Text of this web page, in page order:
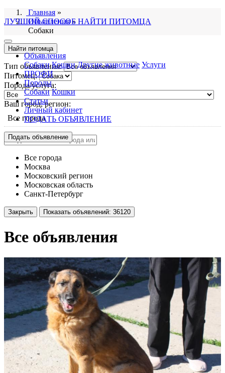
ЛУЧШИЙ СПОСОБ НАЙТИ ПИТОМЦА
Объявления
Собаки Кошки Другие животные Услуги
ПРОФИ
Породы
Собаки Кошки
Статьи
Личный кабинет
ПОДАТЬ ОБЪЯВЛЕНИЕ
Подать объявление
Главная »
Объявления»
Собаки
Найти питомца
Тип объявления:
Питомец:
Порода/услуга:
Ваш город, регион:
Все города
Все города
Москва
Московский регион
Московская область
Санкт-Петербург
Закрыть Показать объявлений: 36120
Все объявления